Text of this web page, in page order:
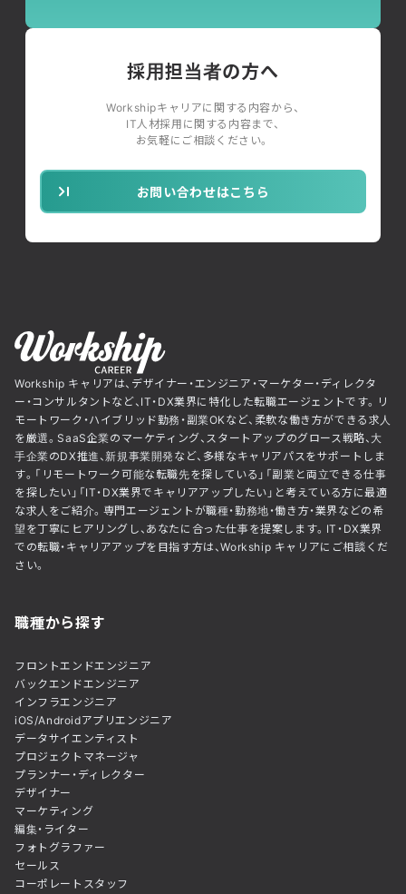
採用担当者の方へ
Workshipキャリアに関する内容から、
IT人材採用に関する内容まで、
お気軽にご相談ください。
お問い合わせはこちら
Workship キャリアは、デザイナー・エンジニア・マーケター・ディレクタ
ー・コンサルタントなど、IT・DX業界に特化した転職エージェントです。リ
モートワーク・ハイブリッド勤務・副業OKなど、柔軟な働き方ができる求人
を厳選。SaaS企業のマーケティング、スタートアップのグロース戦略、大
手企業のDX推進、新規事業開発など、多様なキャリアパスをサポートしま
す。「リモートワーク可能な転職先を探している」「副業と両立できる仕事
を探したい」「IT・DX業界でキャリアアップしたい」と考えている方に最適
な求人をご紹介。専門エージェントが職種・勤務地・働き方・業界などの希
望を丁寧にヒアリングし、あなたに合った仕事を提案します。IT・DX業界
での転職・キャリアアップを目指す方は、Workship キャリアにご相談くだ
さい。
職種から探す
フロントエンドエンジニア
バックエンドエンジニア
インフラエンジニア
iOS/Androidアプリエンジニア
データサイエンティスト
プロジェクトマネージャ
プランナー・ディレクター
デザイナー
マーケティング
編集・ライター
フォトグラファー
セールス
コーポレートスタッフ